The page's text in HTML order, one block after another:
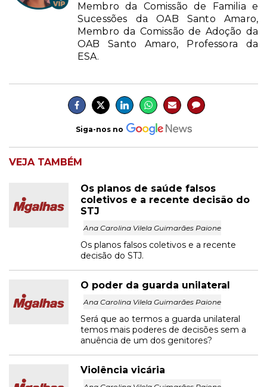
Membro da Comissão de Familia e
Sucessões da OAB Santo Amaro,
Membro da Comissão de Adoção da
OAB Santo Amaro, Professora da
ESA.
Siga-nos no
VEJA TAMBÉM
Os planos de saúde falsos
coletivos e a recente decisão do
STJ
Ana Carolina Vilela Guimarães Paione
Os planos falsos coletivos e a recente
decisão do STJ.
O poder da guarda unilateral
Ana Carolina Vilela Guimarães Paione
Será que ao termos a guarda unilateral
temos mais poderes de decisões sem a
anuência de um dos genitores?
Violência vicária